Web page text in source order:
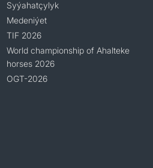
Syýahatçylyk
Medeniýet
TIF 2026
World championship of Ahalteke
horses 2026
OGT-2026